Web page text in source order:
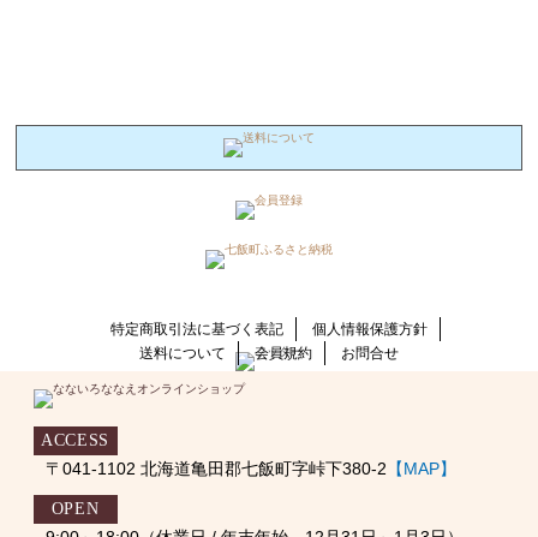
特定商取引法に基づく表記
個人情報保護方針
送料について
会員規約 お問合せ
ACCESS
〒041-1102 北海道亀田郡七飯町字峠下380-2 【MAP】
OPEN